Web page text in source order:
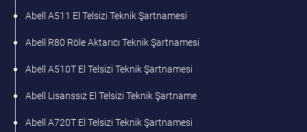
Abell A511 El Telsizi Teknik Şartnamesi
Abell R80 Röle Aktarıcı Teknik Şartnamesi
Abell A510T El Telsizi Teknik Şartnamesi
Abell Lisanssız El Telsizi Teknik Şartname
Abell A720T El Telsizi Teknik Şartnamesi